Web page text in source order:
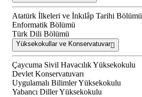
Atatürk İlkeleri ve İnkılâp Tarihi Bölümü
Enformatik Bölümü
Türk Dili Bölümü
Yüksekokullar ve Konservatuvar
Çaycuma Sivil Havacılık Yüksekokulu
Devlet Konservatuvarı
Uygulamalı Bilimler Yüksekokulu
Yabancı Diller Yüksekokulu